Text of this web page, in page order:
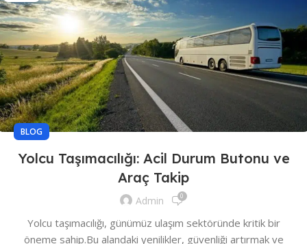
BLOG
Yolcu Taşımacılığı: Acil Durum Butonu ve
Araç Takip
Admin 0
Yolcu taşımacılığı, günümüz ulaşım sektöründe kritik bir
öneme sahip.Bu alandaki yenilikler, güvenliği artırmak ve